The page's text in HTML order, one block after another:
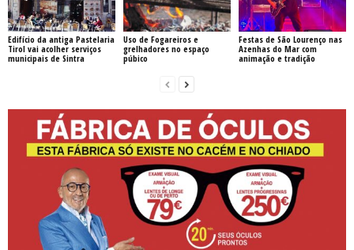
Edifício da antiga Pastelaria
Tirol vai acolher serviços
municipais de Sintra
Uso de Fogareiros e
grelhadores no espaço
púbico
Festas de São Lourenço nas
Azenhas do Mar com
animação e tradição